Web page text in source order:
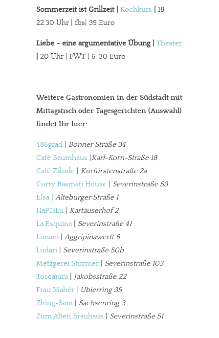
Dir gefällt unsere Arbeit?
meinesuedstadt.de finanziert sich durch Partnerprofile und
Solltest Du unsere unabhängige Berichterstattung schätzen,
kannst Du uns mit einer kleinen Spende unterstützen.
JETZT SPENDEN Schon erledigt!
Sommerzeit ist Grillzeit | Kochkurs
18-
22.30 Uhr | fbs| 39 Euro
Liebe – eine argumentative Übung | Theater
20 Uhr | FWT | 6-30 Euro
Weitere Gastronomien in der Südstadt mit
Mittagstisch oder Tagesgerichten (Auswahl)
findet Ihr hier:
485grad
Bonner Straße 34
Café Baumhaus Karl-Korn-Straße 18
Café Zikade
Kurfürstenstraße 2a
Curry Basmati House
Severinstraße 53
Elsa| Alteburger Straße 1
HaPTiLu
Kartäuserhof 2
La Esquina| Severinstraße 41
Limani
Aggripinawerft 6
Ludari
Severinstraße 50b
Metzgerei Stürmer
Severinstraße 103
Toscanini
Jakobsstraße 22
Frau Mahér
Ubierring 35
Zhing-Sam
Sachsenring 3
Zum Alten Brauhaus
Severinstraße 51